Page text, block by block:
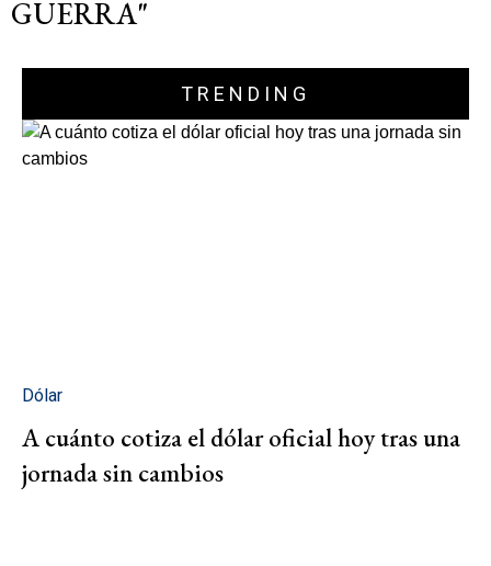
GUERRA"
TRENDING
Dólar
A cuánto cotiza el dólar oficial hoy tras una
jornada sin cambios